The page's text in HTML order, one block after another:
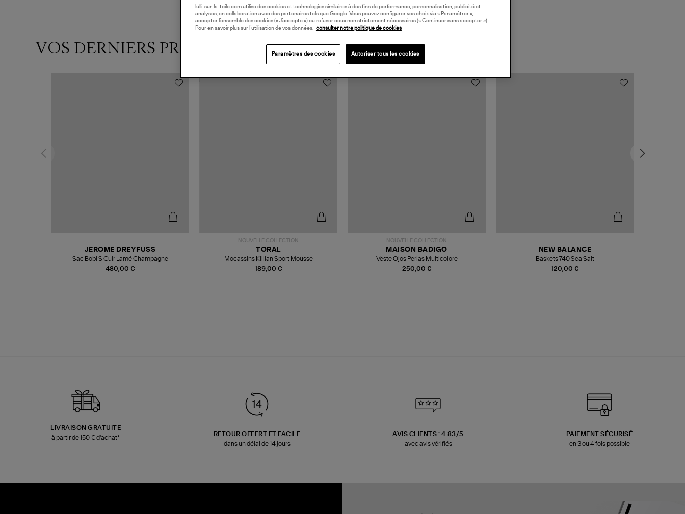
VOS DERNIERS PRODUITS VUS
480,00 €
JEROME DREYFUSS
Sac Bobi S Cuir Lamé Champagne
NOUVELLE COLLECTION
189,00 €
TORAL
Mocassins Killian Sport Mousse
NOUVELLE COLLECTION
250,00 €
MAISON BADIGO
Veste Ojos Perlas Multicolore
120,00 €
NEW BALANCE
Baskets 740 Sea Salt
LIVRAISON GRATUITE
à partir de 150 € d'achat*
RETOUR OFFERT ET FACILE
dans un délai de 14 jours
AVIS CLIENTS : 4.83/5
avec avis vérifiés
PAIEMENT SÉCURISÉ
en 3 ou 4 fois possible
lulli-sur-la-toile.com utilise des cookies et technologies similaires à des fins de performance, personnalisation, publicité et
analyses, en collaboration avec des partenaires tels que Google. Vous pouvez configurer vos choix via « Paramétrer »,
accepter l’ensemble des cookies (« J’accepte ») ou refuser ceux non strictement nécessaires (« Continuer sans accepter »).
Pour en savoir plus sur l’utilisation de vos données,
consulter notre politique de cookies
Paramètres des cookies Autoriser tous les cookies